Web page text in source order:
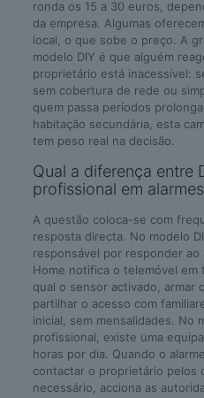
ronda os 15 a 30 euros,
da empresa. Algumas
local, o que sobe o preço. A
modelo DIY é que alguém
proprietário está inacessível:
sem cobertura de rede ou
quem passa períodos
habitação secundária, esta
tem peso real na decisão.
Qual a diferença entre
profissional em
A questão coloca-se com
resposta directa. No modelo
responsável por responder ao
Home notifica o telemóvel em
qual o sensor activado, armar
partilhar o acesso com
inicial, sem mensalidades. No
profissional, existe uma
horas por dia. Quando o
contactar o proprietário pelos
necessário, acciona as